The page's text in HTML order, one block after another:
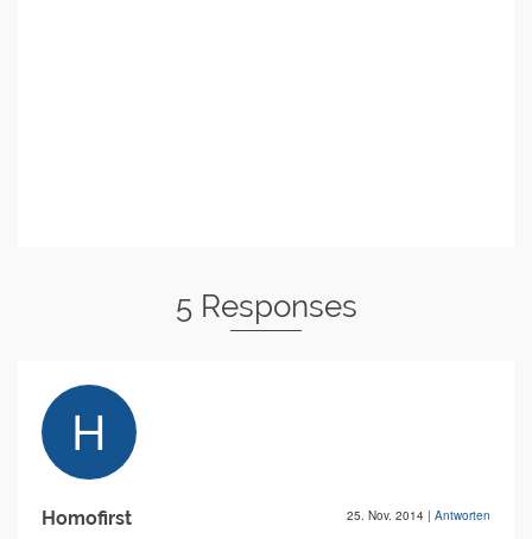
5 Responses
Homofirst 25. Nov. 2014 | Antworten